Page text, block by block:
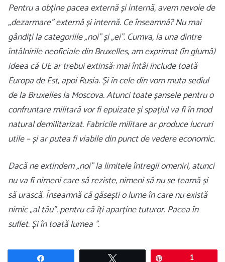
Pentru a obține pacea externă și internă, avem nevoie de
„dezarmare” externă și internă. Ce înseamnă? Nu mai
gândiți la categoriile „noi” și „ei”. Cumva, la una dintre
întâlnirile neoficiale din Bruxelles, am exprimat (în glumă)
ideea că UE ar trebui extinsă: mai întâi include toată
Europa de Est, apoi Rusia. Și în cele din vom muta sediul
de la Bruxelles la Moscova. Atunci toate șansele pentru o
confruntare militară vor fi epuizate și spațiul va fi în mod
natural demilitarizat. Fabricile militare ar produce lucruri
utile – și ar putea fi viabile din punct de vedere economic.
Dacă ne extindem „noi” la limitele întregii omeniri, atunci
nu va fi nimeni care să reziste, nimeni să nu se teamă și
să urască. Înseamnă că găsești o lume în care nu există
nimic „al tău”, pentru că îți aparține tuturor. Pacea în
suflet. Și în toată lumea ”.
1